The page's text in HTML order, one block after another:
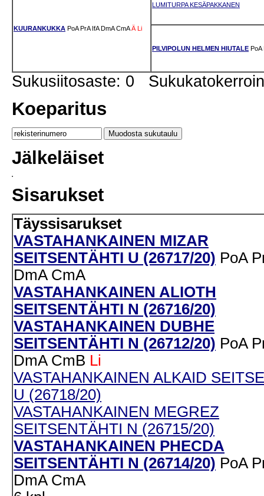
KUURANKUKKA PoA PrA IfA DmA CmA Ä Li
LUMITURPA KESÄPAKKANEN
PILVIPOLUN HELMEN HIUTALE PoA
Sukusiitosaste: 0
Koeparitus
Jälkeläiset
Sisarukset
Täyssisarukset
VASTAHANKAINEN MIZAR
SEITSENTÄHTI U (26717/20) PoA
DmA CmA
VASTAHANKAINEN ALIOTH
SEITSENTÄHTI N (26716/20)
VASTAHANKAINEN DUBHE
SEITSENTÄHTI N (26712/20) PoA
DmA CmB Li
VASTAHANKAINEN ALKAID
U (26718/20)
VASTAHANKAINEN MEGREZ
SEITSENTÄHTI N (26715/20)
VASTAHANKAINEN PHECDA
SEITSENTÄHTI N (26714/20) PoA
DmA CmA